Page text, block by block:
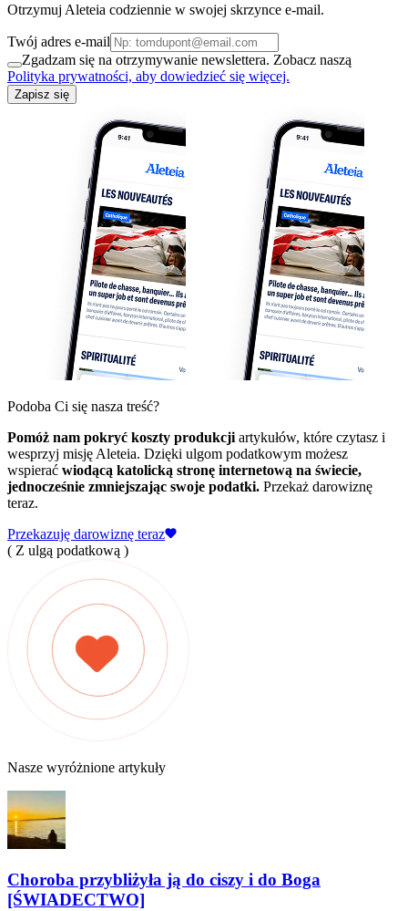
Otrzymuj Aleteia codziennie w swojej skrzynce e-mail.
Twój adres e-mail
Zgadzam się na otrzymywanie newslettera. Zobacz naszą
Polityka prywatności, aby dowiedzieć się więcej.
Zapisz się
Podoba Ci się nasza treść?
Pomóż nam pokryć koszty produkcji artykułów, które czytasz i
wesprzyj misję Aleteia. Dzięki ulgom podatkowym możesz
wspierać wiodącą katolicką stronę internetową na świecie,
jednocześnie zmniejszając swoje podatki. Przekaż darowiznę
teraz.
Przekazuję darowiznę teraz
( Z ulgą podatkową )
Nasze wyróżnione artykuły
Choroba przybliżyła ją do ciszy i do Boga
[ŚWIADECTWO]